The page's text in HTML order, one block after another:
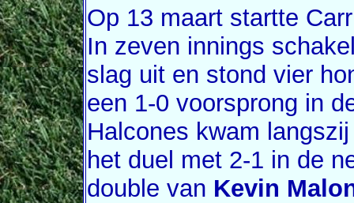
Op 13 maart startte
In zeven innings
slag uit en stond vier
een 1-0 voorsprong in
Halcones kwam
het duel met 2-1 in de
double van Kevin